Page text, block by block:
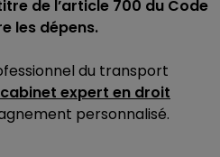
de l’article 700 du Code
les dépens.
du transport
cabinet expert en droit
personnalisé.